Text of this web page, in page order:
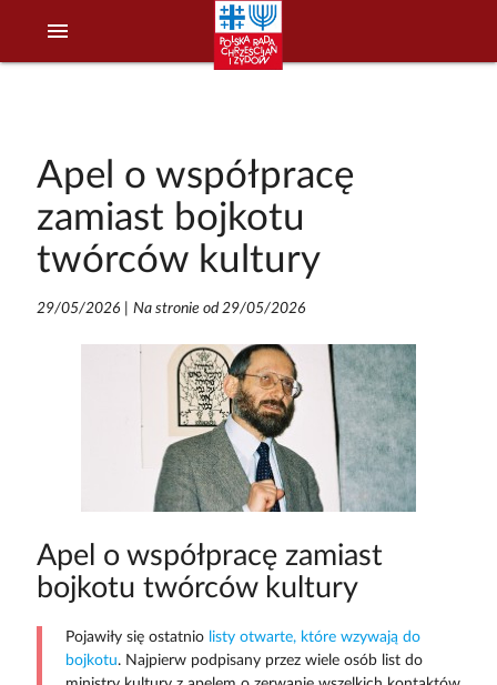
menu
Apel o współpracę
zamiast bojkotu
twórców kultury
29/05/2026| Na stronie od 29/05/2026
Apel o współpracę zamiast
bojkotu twórców kultury
Pojawiły się ostatnio listy otwarte, które wzywają do
bojkotu. Najpierw podpisany przez wiele osób list do